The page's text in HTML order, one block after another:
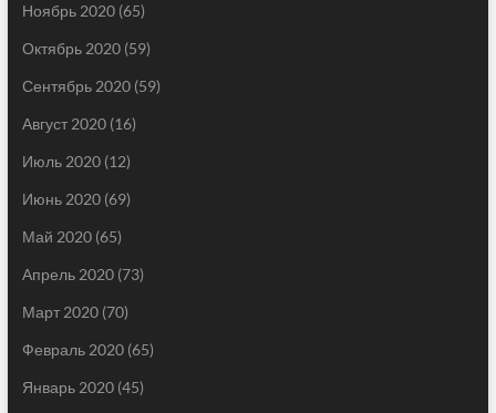
Ноябрь 2020(65)
Октябрь 2020(59)
Сентябрь 2020(59)
Август 2020(16)
Июль 2020(12)
Июнь 2020(69)
Май 2020(65)
Апрель 2020(73)
Март 2020(70)
Февраль 2020(65)
Январь 2020(45)